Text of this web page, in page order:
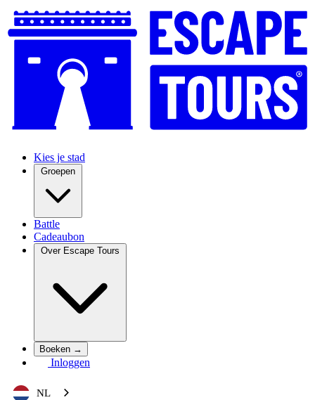
Kies je stad
Groepen
Battle
Cadeaubon
Over Escape Tours
Boeken →
Inloggen
NL